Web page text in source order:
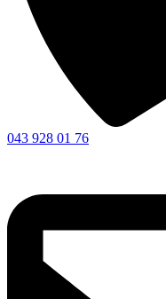
043 928 01 76